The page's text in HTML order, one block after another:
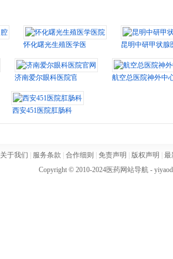
怀化曙光生殖医学医院 昆明中研甲状腺
济南爱尔眼科医院官网 航空总医院神外中
西安451医院肛肠科
关于我们 服务条款 合作细则 免责声明 版权声明
最
Copyright © 2010-2024医药网站导航-